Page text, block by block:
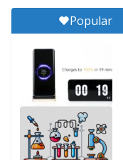
Popular